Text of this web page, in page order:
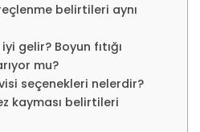
belirtileri aynı
gelir? Boyun fıtığı
mu?
seçenekleri nelerdir?
kayması belirtileri